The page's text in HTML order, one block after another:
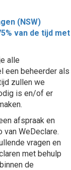
(NSW)
van de tijd met
alle
een beheerder als
zullen we
is en/of er
afspraak en
WeDeclare.
vragen en
met behulp
de